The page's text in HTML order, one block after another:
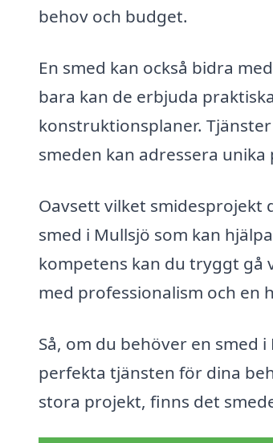
behov och budget.
En smed kan också bidra
bara kan de erbjuda
konstruktionsplaner.
smeden kan adressera
Oavsett vilket smidesprojekt
smed i Mullsjö som kan
kompetens kan du tryggt gå
med professionalism och en
Så, om du behöver en smed
perfekta tjänsten för dina
stora projekt, finns det